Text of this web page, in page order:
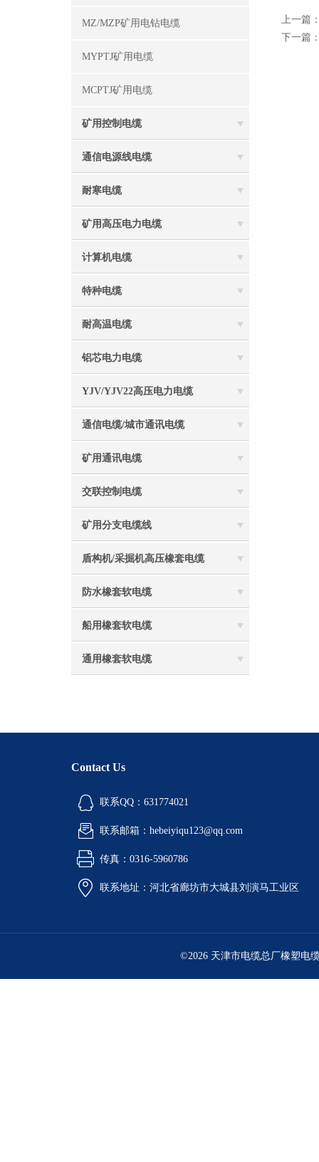
MZ/MZP矿用电钻电缆
MYPTJ矿用电缆
MCPTJ矿用电缆
矿用控制电缆
通信电源线电缆
耐寒电缆
矿用高压电力电缆
计算机电缆
特种电缆
耐高温电缆
铝芯电力电缆
YJV/YJV22高压电力电缆
通信电缆/城市通讯电缆
矿用通讯电缆
交联控制电缆
矿用分支电缆线
盾构机/采掘机高压橡套电缆
防水橡套软电缆
船用橡套软电缆
通用橡套软电缆
上一篇
下一篇
Contact Us
联系QQ：631774021
联系邮箱：hebeiyiqu123@qq.com
传真：0316-5960786
联系地址：河北省廊坊市大城县刘演马工业区
©2026 天津市电缆总厂橡塑电